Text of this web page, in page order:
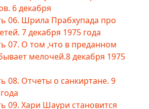
6 декабря
06. Шрила Прабхупада про
7 декабря 1975 года
07. О том ,что в преданном
мелочей.8 декабря 1975
08. Отчеты о санкиртане. 9
09. Хари Шаури становится